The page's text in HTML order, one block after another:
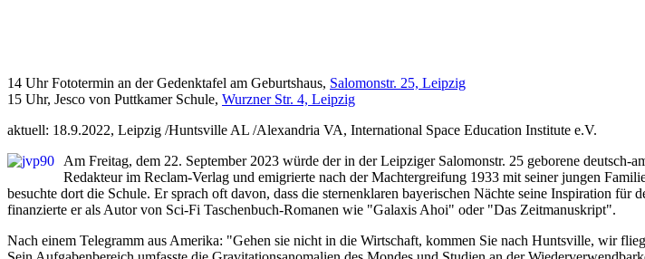
14 Uhr Fototermin an der Gedenktafel am Geburtshaus, Salomonstr. 25, Leipzig
15 Uhr, Jesco von Puttkamer Schule, Wurzner Str. 4, Leipzig
aktuell: 18.9.2022, Leipzig /Huntsville AL /Alexandria VA, International Space Education Institute e.V.
Am Freitag, dem 22. September 2023 würde der in der Leipziger Salomonstr. 25 geborene
Redakteur im Reclam-Verlag und emigrierte nach der Machtergreifung 1933 mit seiner jungen
besuchte dort die Schule. Er sprach oft davon, dass die sternenklaren bayerischen Nächte seine Inspiration
finanzierte er als Autor von Sci-Fi Taschenbuch-Romanen wie "Galaxis Ahoi" oder "Das Zeitmanuskript".
Nach einem Telegramm aus Amerika: "Gehen sie nicht in die Wirtschaft, kommen Sie nach Huntsville, wir